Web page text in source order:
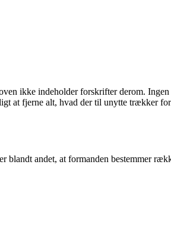
ikke indeholder forskrifter derom.
at fjerne alt, hvad der til unytte trækker
andet, at formanden bestemmer